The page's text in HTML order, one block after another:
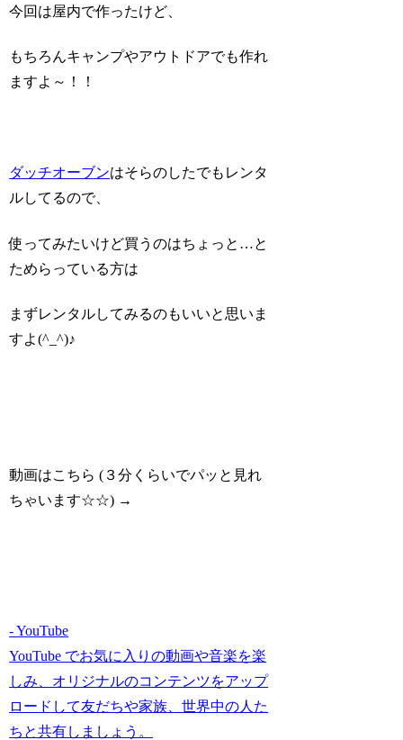
今回は屋内で作ったけど、
もちろんキャンプやアウトドアでも作れ
ますよ～！！
ダッチオーブンはそらのしたでもレンタ
ルしてるので、
使ってみたいけど買うのはちょっと…と
ためらっている方は
まずレンタルしてみるのもいいと思いま
すよ(^_^)♪
動画はこちら (３分くらいでパッと見れ
ちゃいます☆☆) →
- YouTube
YouTube でお気に入りの動画や音楽を楽
しみ、オリジナルのコンテンツをアップ
ロードして友だちや家族、世界中の人た
ちと共有しましょう。